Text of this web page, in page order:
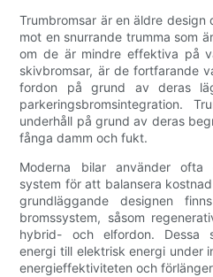
Trumbromsar är en äldre
mot en snurrande trumma som
om de är mindre effektiva på
skivbromsar, är de fortfarande
fordon på grund av deras
parkeringsbromsintegration.
underhåll på grund av deras
fånga damm och fukt.
Moderna bilar använder
system för att balansera
grundläggande designen
bromssystem, såsom
hybrid- och elfordon. Dessa
energi till elektrisk energi under
energieffektiviteten och